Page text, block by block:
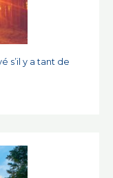
s’il y a tant de